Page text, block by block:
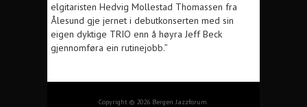
elgitaristen Hedvig Mollestad Thomassen fra
Ålesund gje jernet i debutkonserten med sin
eigen dyktige TRIO enn å høyra Jeff Beck
gjennomføra ein rutinejobb.”
Copyright © 2026 Bergen Jazzforum.